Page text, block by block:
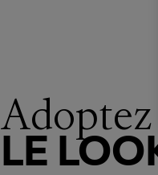
Adoptez
LE